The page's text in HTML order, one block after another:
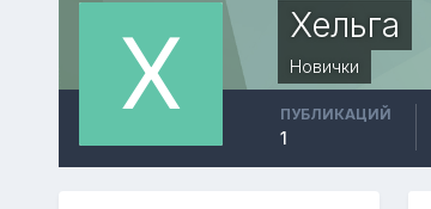
Хельга
Новички
ПУБЛИКАЦИЙ
1